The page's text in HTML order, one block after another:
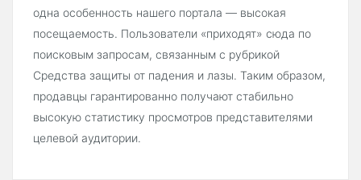
одна особенность нашего портала — высокая
посещаемость. Пользователи «приходят» сюда по
поисковым запросам, связанным с рубрикой
Средства защиты от падения и лазы. Таким образом,
продавцы гарантированно получают стабильно
высокую статистику просмотров представителями
целевой аудитории.